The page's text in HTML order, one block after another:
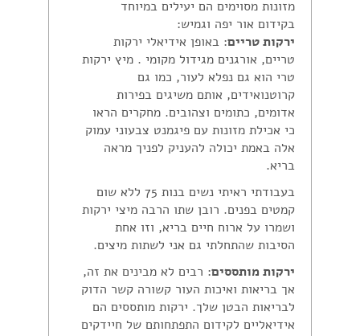
מזונות מסוימים הם יעילים במיוחד
בקידום אור יפה וגמיש:
ירקות טריים: באופן אידיאלי ירקות
טריים, אורגנים מגידול מקומי . מיץ ירקות
טרי הוא גם נפלא לעור, כמו גם
קרוטנואידים, אותם משיגים בפירות
אדומים, כתומים וצהובים. מחקרים הראו
כי אכילת מזונות עם פיגמנט צבעוני עמוק
אלה באמת יכולה להעניק לפניך מראה
בריא.
בעבודתי ראיתי נשים בנות 75 ללא שום
קמטים בפנים. רובן שתו הרבה מיצי ירקות
ושמרו על ארוח חיים בריא, וזו אחת
הסיבות שהתחלתי גם אני לשתות מיצים.
ירקות מותססים: רבים לא מבינים את זה,
אך בריאות ואיכות העור קשורה קשר הדוק
לבריאות הבטן שלך. ירקות מותססים הם
אידיאליים לקידום התפתחותם של חיידקים